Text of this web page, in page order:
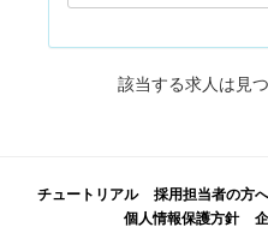
該当する求人は見
チュートリアル 採用担当者の方へ
個人情報保護方針